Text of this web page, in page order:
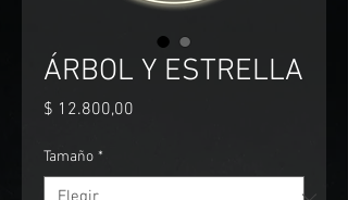
ÁRBOL Y ESTRELLA
$ 12.800,00
Tamaño *